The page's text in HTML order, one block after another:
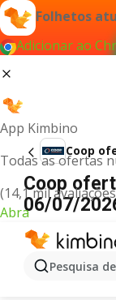
Folhetos
Adicionar ao
App Kimbino
Todas as ofertas
(14,1 mil
Abra
Pesquisa
Coop
Coop
06/07/